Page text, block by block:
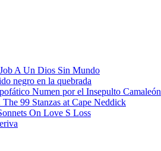
A Un Dios Sin Mundo
negro en la quebrada
Numen por el Insepulto Camaleón
99 Stanzas at Cape Neddick
On Love S Loss